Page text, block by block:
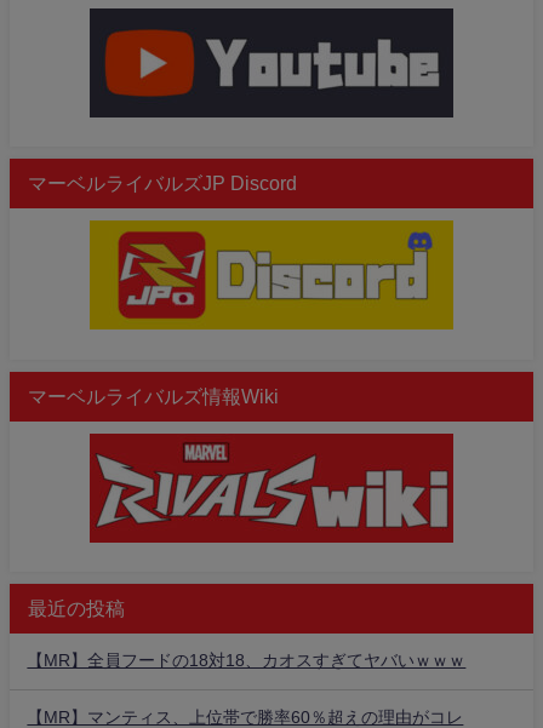
マーベルライバルズJP Discord
マーベルライバルズ情報Wiki
最近の投稿
【MR】全員フードの18対18、カオスすぎてヤバいｗｗｗ
【MR】マンティス、上位帯で勝率60％超えの理由がコレ